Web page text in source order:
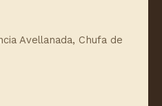
Avellanada, Chufa de